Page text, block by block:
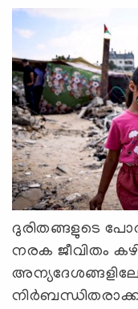
ദുരിതങ്ങളുടെ
നരക ജീവിതം